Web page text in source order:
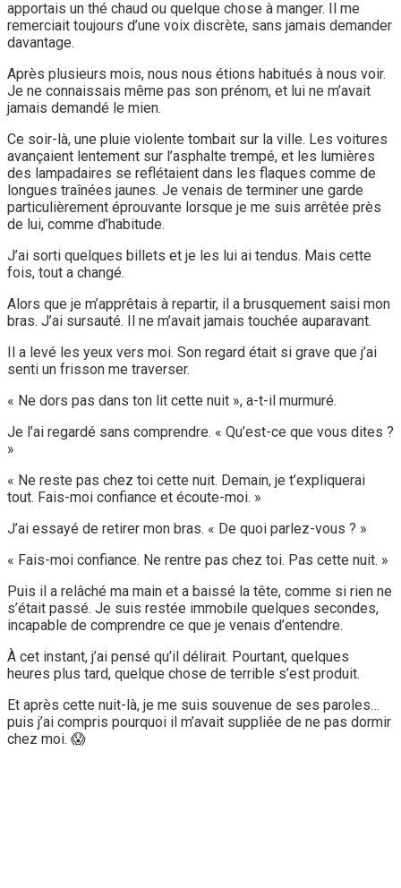
apportais un thé chaud ou quelque chose à manger. Il me
remerciait toujours d’une voix discrète, sans jamais demander
davantage.
Après plusieurs mois, nous nous étions habitués à nous voir.
Je ne connaissais même pas son prénom, et lui ne m’avait
jamais demandé le mien.
Ce soir-là, une pluie violente tombait sur la ville. Les voitures
avançaient lentement sur l’asphalte trempé, et les lumières
des lampadaires se reflétaient dans les flaques comme de
longues traînées jaunes. Je venais de terminer une garde
particulièrement éprouvante lorsque je me suis arrêtée près
de lui, comme d’habitude.
J’ai sorti quelques billets et je les lui ai tendus. Mais cette
fois, tout a changé.
Alors que je m’apprêtais à repartir, il a brusquement saisi mon
bras. J’ai sursauté. Il ne m’avait jamais touchée auparavant.
Il a levé les yeux vers moi. Son regard était si grave que j’ai
senti un frisson me traverser.
« Ne dors pas dans ton lit cette nuit », a-t-il murmuré.
Je l’ai regardé sans comprendre. « Qu’est-ce que vous dites ?
»
« Ne reste pas chez toi cette nuit. Demain, je t’expliquerai
tout. Fais-moi confiance et écoute-moi. »
J’ai essayé de retirer mon bras. « De quoi parlez-vous ? »
« Fais-moi confiance. Ne rentre pas chez toi. Pas cette nuit. »
Puis il a relâché ma main et a baissé la tête, comme si rien ne
s’était passé. Je suis restée immobile quelques secondes,
incapable de comprendre ce que je venais d’entendre.
À cet instant, j’ai pensé qu’il délirait. Pourtant, quelques
heures plus tard, quelque chose de terrible s’est produit.
Et après cette nuit-là, je me suis souvenue de ses paroles…
puis j’ai compris pourquoi il m’avait suppliée de ne pas dormir
chez moi. 😱